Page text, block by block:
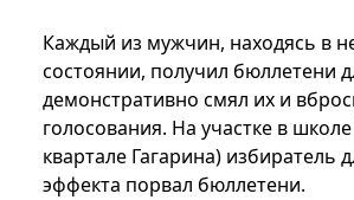
Каждый из мужчин, находясь в
состоянии, получил бюллетени
демонстративно смял их и
голосования. На участке в
квартале Гагарина) избиратель
эффекта порвал бюллетени.